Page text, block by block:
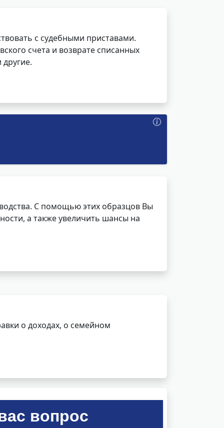
с судебными приставами.
счета и возврате списанных
С помощью этих образцов Вы
а также увеличить шансы на
о доходах, о семейном